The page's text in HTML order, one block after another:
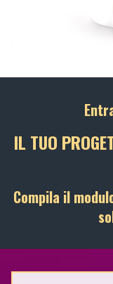
IL TUO
Compila il